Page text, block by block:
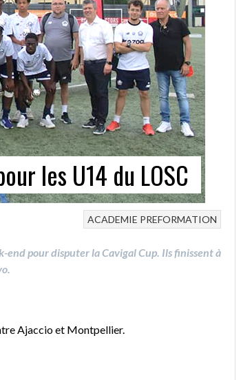
les U14 du LOSC
ACADEMIE PREFORMATION
end pour disputer la Cavigal Cup. Ils finissent à
Ajaccio et Montpellier.